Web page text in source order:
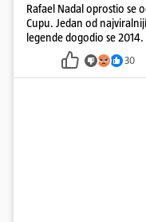
Rafael Nadal oprostio se
Cupu. Jedan od
legende dogodio se
pažnju odvlačila ljepotica
30